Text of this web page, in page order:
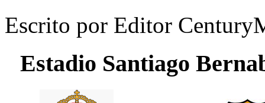
Escrito por Editor
Estadio Santiago